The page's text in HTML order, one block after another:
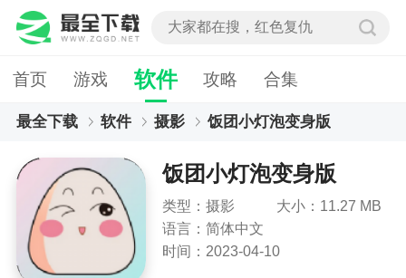
首页 游戏 软件 攻略 合集
最全下载 软件 摄影 饭团小灯泡变身版
饭团小灯泡变身版
类型：摄影
大小：11.27 MB
语言：简体中文
时间：2023-04-10